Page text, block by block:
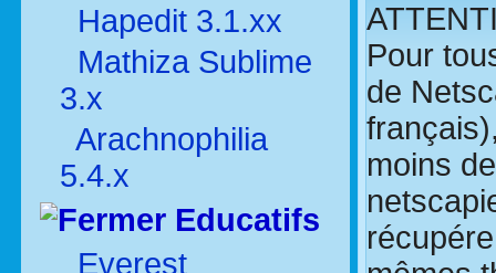
Hapedit 3.1.xx
Mathiza Sublime
3.x
Arachnophilia
5.4.x
Educatifs
Everest
Pour
de
moins